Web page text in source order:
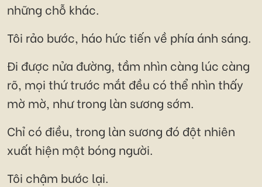
những chỗ khác.
Tôi rảo bước, háo hức tiến về phía ánh sáng.
Đi được nửa đường, tầm nhìn càng lúc càng
rõ, mọi thứ trước mắt đều có thể nhìn thấy
mờ mờ, như trong làn sương sớm.
Chỉ có điều, trong làn sương đó đột nhiên
xuất hiện một bóng người.
Tôi chậm bước lại.